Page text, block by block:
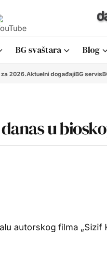
BG svaštara Blog
2026.Aktuelni događajiBG servis
u
autorskog filma „Sizif